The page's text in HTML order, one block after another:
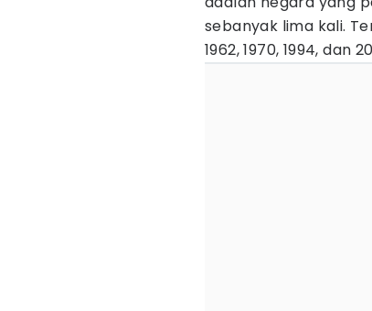
sebanyak lima kali.
1962, 1970, 1994, dan